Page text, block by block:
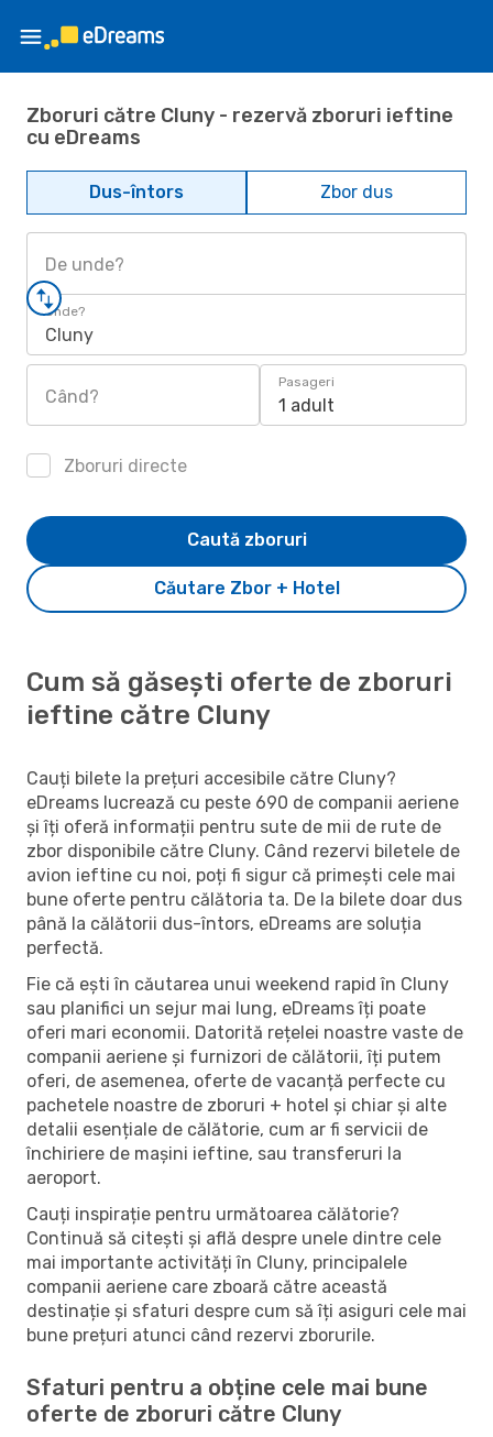
Zboruri către Cluny - rezervă zboruri ieftine
cu eDreams
Dus-întors Zbor dus
De unde?
Unde?
Cluny
Când?
Pasageri
1 adult
Zboruri directe
Căutare Zbor + Hotel
Caută zboruri
Cum să găsești oferte de zboruri
ieftine către Cluny
Cauți bilete la prețuri accesibile către Cluny?
eDreams lucrează cu peste 690 de companii aeriene
și îți oferă informații pentru sute de mii de rute de
zbor disponibile către Cluny. Când rezervi biletele de
avion ieftine cu noi, poți fi sigur că primești cele mai
bune oferte pentru călătoria ta. De la bilete doar dus
până la călătorii dus-întors, eDreams are soluția
perfectă.
Fie că ești în căutarea unui weekend rapid în Cluny
sau planifici un sejur mai lung, eDreams îți poate
oferi mari economii. Datorită rețelei noastre vaste de
companii aeriene și furnizori de călătorii, îți putem
oferi, de asemenea, oferte de vacanță perfecte cu
pachetele noastre de zboruri + hotel și chiar și alte
detalii esențiale de călătorie, cum ar fi servicii de
închiriere de mașini ieftine, sau transferuri la
aeroport.
Cauți inspirație pentru următoarea călătorie?
Continuă să citești și află despre unele dintre cele
mai importante activități în Cluny, principalele
companii aeriene care zboară către această
destinație și sfaturi despre cum să îți asiguri cele mai
bune prețuri atunci când rezervi zborurile.
Sfaturi pentru a obține cele mai bune
oferte de zboruri către Cluny